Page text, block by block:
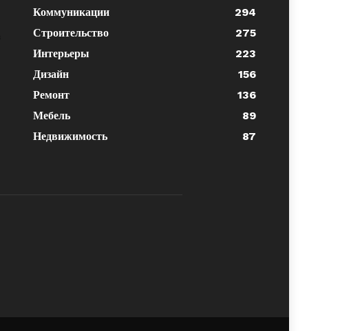
Коммуникации
294
Строительство
275
Интерьеры
223
Дизайн
156
Ремонт
136
Мебель
89
Недвижимость
87